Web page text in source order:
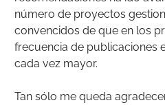
número de proyectos
convencidos de que en los
frecuencia de publicaciones
cada vez mayor.
Tan sólo me queda